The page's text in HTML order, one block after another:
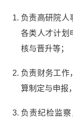
负责高研院人
各类人才计划
核与晋升等；
负责财务工作
算制定与申报
负责纪检监